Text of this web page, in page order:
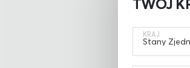
TWÓJ
KRAJ